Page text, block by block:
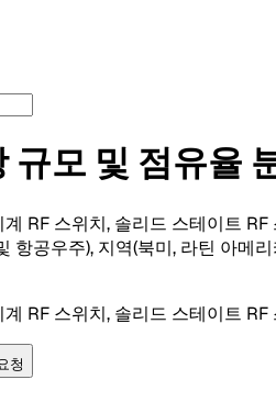
규모 및 점유
RF 스위치, 솔리드 스테이트
항공우주), 지역(북미, 라틴 아메
RF 스위치, 솔리드 스테이트
청